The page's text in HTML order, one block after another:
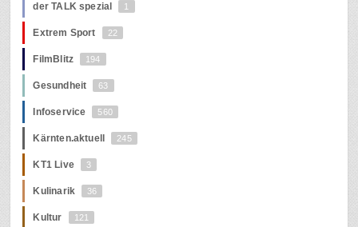
der TALK spezial 1
Extrem Sport 22
FilmBlitz 194
Gesundheit 63
Infoservice 560
Kärnten.aktuell 245
KT1 Live 3
Kulinarik 36
Kultur 121